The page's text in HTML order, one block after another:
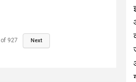
of 927 Next